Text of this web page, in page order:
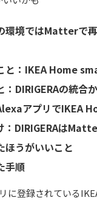
環境ではMatterで
と：IKEA Home
：DIRIGERAの統合
アプリでIKEA
：DIRIGERAは
ほうがいいこと
手順
に登録されている